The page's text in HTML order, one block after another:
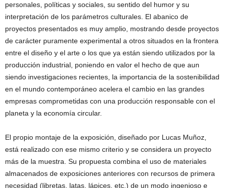
personales, políticas y sociales, su sentido del humor y su
interpretación de los parámetros culturales. El abanico de
proyectos presentados es muy amplio, mostrando desde proyectos
de carácter puramente experimental a otros situados en la frontera
entre el diseño y el arte o los que ya están siendo utilizados por la
producción industrial, poniendo en valor el hecho de que aun
siendo investigaciones recientes, la importancia de la sostenibilidad
en el mundo contemporáneo acelera el cambio en las grandes
empresas comprometidas con una producción responsable con el
planeta y la economía circular.
El propio montaje de la exposición, diseñado por Lucas Muñoz,
está realizado con ese mismo criterio y se considera un proyecto
más de la muestra. Su propuesta combina el uso de materiales
almacenados de exposiciones anteriores con recursos de primera
necesidad (libretas, latas, lápices, etc.) de un modo ingenioso e